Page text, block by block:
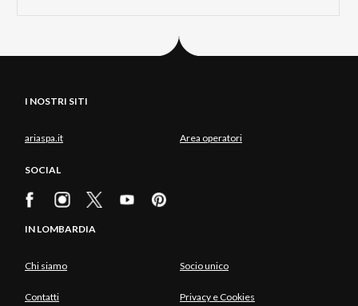
I NOSTRI SITI
ariaspa.it Area operatori
SOCIAL
IN LOMBARDIA
Chi siamo Socio unico
Contatti Privacy e Cookies